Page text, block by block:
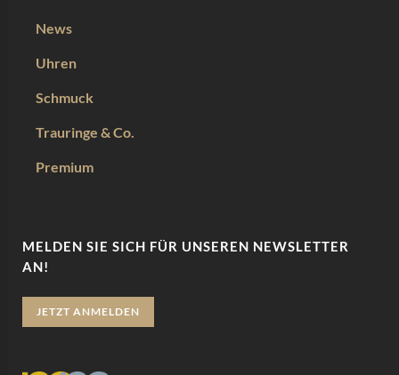
News
Uhren
Schmuck
Trauringe & Co.
Premium
MELDEN SIE SICH FÜR UNSEREN NEWSLETTER
AN!
JETZT ANMELDEN